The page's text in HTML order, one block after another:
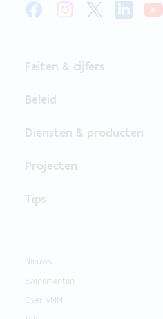
Feiten & cijfers
Beleid
Diensten & producten
Projecten
Tips
Nieuws
Evenementen
Over VMM